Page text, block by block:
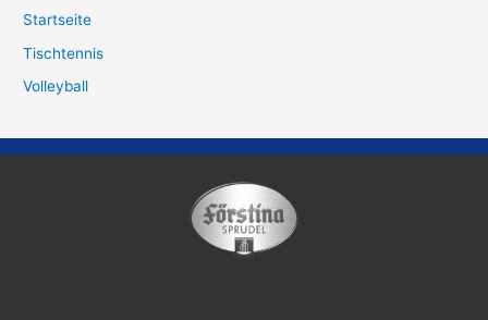
Startseite
Tischtennis
Volleyball